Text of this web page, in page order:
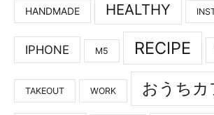
HANDMADE HEALTHY
IPHONE M5 RECIPE
TAKEOUT WORK おうちカ